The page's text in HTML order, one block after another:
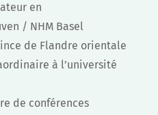
en
/ NHM Basel
de Flandre orientale
à l’université
de conférences